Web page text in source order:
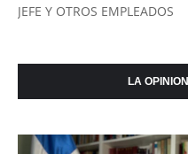
JEFE Y OTROS EMPLEADOS
LA